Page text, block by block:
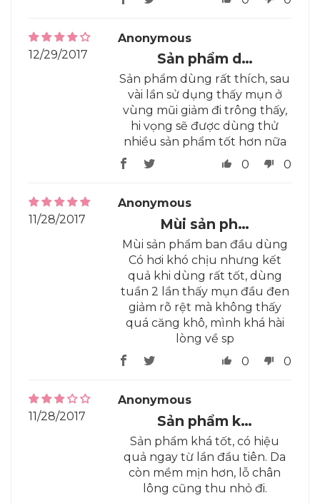
12/29/2017
Anonymous
Sản phẩm d…
Sản phẩm dùng rất thích, sau
vài lần sử dụng thấy mụn ở
vùng mũi giảm đi trông thấy,
hi vọng sẽ được dùng thử
nhiều sản phẩm tốt hơn nữa
0
0
11/28/2017
Anonymous
Mùi sản ph…
Mùi sản phẩm ban đầu dùng
Có hơi khó chịu nhưng kết
quả khi dùng rất tốt, dùng
tuần 2 lần thấy mụn đầu đen
giảm rõ rệt mà không thấy
quá căng khô, mình khá hài
lòng về sp
0
0
11/28/2017
Anonymous
Sản phẩm k…
Sản phẩm khá tốt, có hiệu
quả ngay từ lần đầu tiên. Da
còn mềm mịn hơn, lỗ chân
lông cũng thu nhỏ đi.